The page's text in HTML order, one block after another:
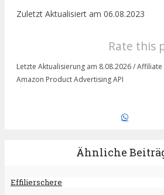
Zuletzt Aktualisiert am 06.08.2023
Rate this
Letzte Aktualisierung am 8.08.2026 /
Amazon Product Advertising API
Ähnliche
Effilierschere